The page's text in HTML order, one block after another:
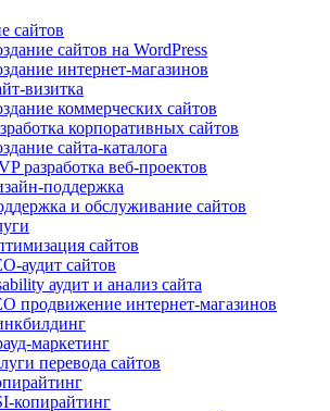
сайтов
сайтов на WordPress
интернет-магазинов
визитка
коммерческих сайтов
корпоративных сайтов
сайта-каталога
разработка веб-проектов
поддержка
и обслуживание сайтов
сайтов
аудит сайтов
аудит и анализ сайта
продвижение интернет-магазинов
маркетинг
перевода сайтов
копирайтинг